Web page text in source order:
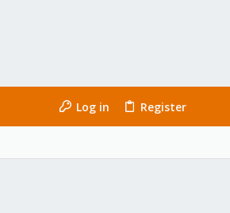
Log in Register